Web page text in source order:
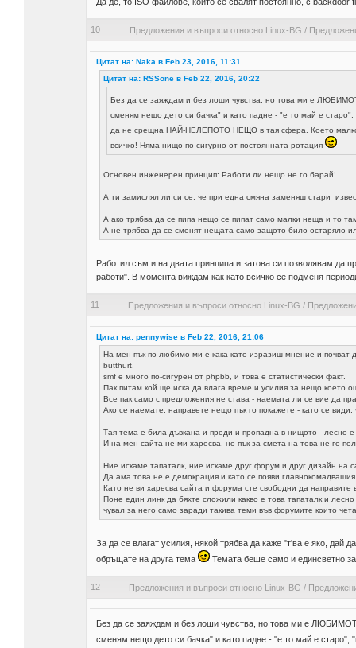
10 Предложения и въпроси относно Linux-BG /
Цитат на: Naka в Feb 23, 2016, 11:31
Цитат на: RSSone в Feb 22, 2016, 20:22
Без да се заяждам и без лоши чувства, но това ми е
сменям нещо дето си бачка" и като падне - "е то май е
да не срещна НАЙ-НЕЛЕПОТО НЕЩО в тая сфера. Което
всичко! Няма нищо по-сигурно от постоянната ротация
Основен инженерен принцип: Работи ли нещо не го барай!
А ти замислял ли си се, че при една смяна заменяш стари
А ако трябва да се пипа нещо се пипат само малки неща и то
А не трябва да се сменят нещата само защото било
Работил съм и на двата принципа и затова си позволявам да
работи". В момента виждам как като всичко се подменя
11 Предложения и въпроси относно Linux-BG /
Цитат на: pennywise в Feb 22, 2016, 21:06
На мен пък по любимо ми е кака като изразиш мнение и почват
butthurt.
smf е много по-сигурен от phpbb, и това е статистически факт.
Пак питам кой ще иска да влага време и усилия за нещо което
Все пак само с предложения не става - наемата ли се вие да
Ако се наемате, направете нещо пък го покажете - като се
Тая тема е била дъвкана и преди и пропадна в нищото - лесно
И на мен сайта не ми харесва, но пък за смета на това не го
Ние искаме тапаталк, ние искаме друг форум и друг дизайн на
Да ама това не е демокрация и като се появи
Като не ви харесва сайта и форума сте свободни да направите
Поне един линк да бяхте сложили какво е това тапаталк и
чувал за него само заради такива теми във форумите които
За да се влагат усилия, някой трябва да каже "т'ва е яко, дай
обръщате на друга тема
Темата беше само и единсветно
12 Предложения и въпроси относно Linux-BG /
Без да се заяждам и без лоши чувства, но това ми е
сменям нещо дето си бачка" и като падне - "е то май е